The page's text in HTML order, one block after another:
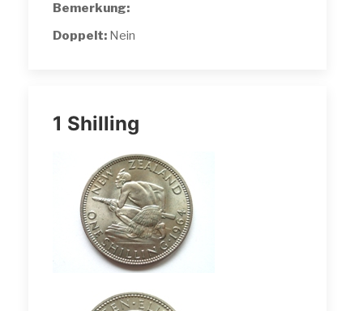
Bemerkung:
Doppelt: Nein
1 Shilling